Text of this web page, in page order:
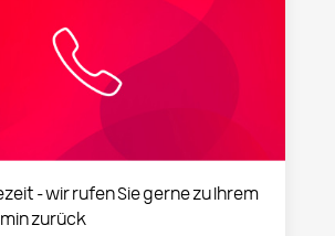
– wir rufen Sie gerne zu Ihrem
zurück